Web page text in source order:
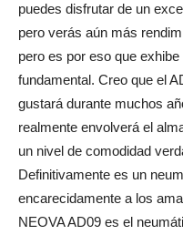
puedes disfrutar de un
pero verás aún más
pero es por eso que
fundamental. Creo que el
gustará durante muchos
realmente envolverá el
un nivel de comodidad
Definitivamente es un
encarecidamente a los
NEOVA AD09 es el